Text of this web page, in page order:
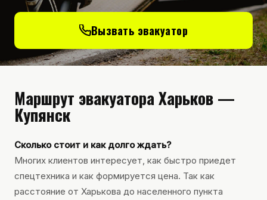
Вызвать эвакуатор
Маршрут эвакуатора Харьков —
Купянск
Сколько стоит и как долго ждать?
Многих клиентов интересует, как быстро приедет
спецтехника и как формируется цена. Так как
расстояние от Харькова до населенного пункта